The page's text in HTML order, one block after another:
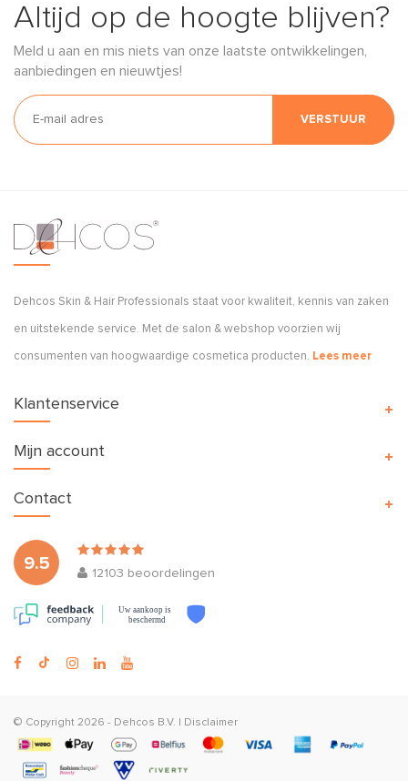
Altijd op de hoogte blijven?
Meld u aan en mis niets van onze laatste ontwikkelingen,
aanbiedingen en nieuwtjes!
VERSTUUR
Dehcos Skin & Hair Professionals staat voor kwaliteit, kennis van zaken
en uitstekende service. Met de salon & webshop voorzien wij
consumenten van hoogwaardige cosmetica producten. Lees meer
Klantenservice
Mijn account
9.5
12103 beoordelingen
Uw aankoop is
beschermd
Contact
© Copyright 2026 - Dehcos B.V. | Disclaimer